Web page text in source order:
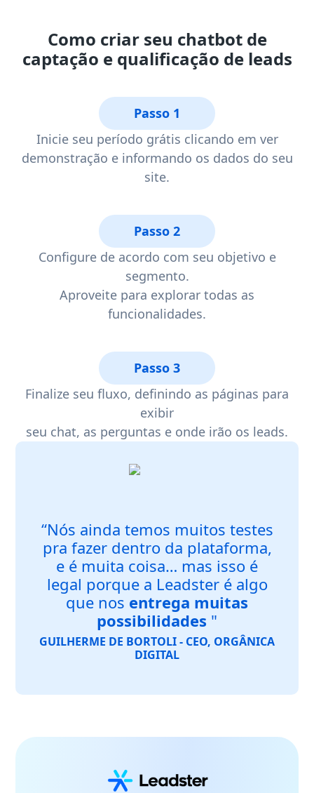
“Nós ainda temos muitos testes
pra fazer dentro da plataforma,
e é muita coisa… mas isso é
legal porque a Leadster é algo
que nos entrega muitas
possibilidades "
GUILHERME DE BORTOLI - CEO, ORGÂNICA
DIGITAL
Como criar seu chatbot de
captação e qualificação de leads
Passo 1
Inicie seu período grátis clicando em ver
demonstração e informando os dados do seu
site.
Passo 2
Configure de acordo com seu objetivo e
segmento.
Aproveite para explorar todas as
funcionalidades.
Passo 3
Finalize seu fluxo, definindo as páginas para
exibir
seu chat, as perguntas e onde irão os leads.